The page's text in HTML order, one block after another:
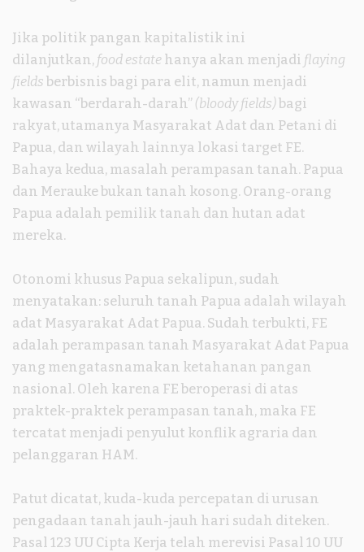
Jika politik pangan kapitalistik ini
dilanjutkan, food estate hanya akan menjadi flaying
fields berbisnis bagi para elit, namun menjadi
kawasan “berdarah-darah” (bloody fields) bagi
rakyat, utamanya Masyarakat Adat dan Petani di
Papua, dan wilayah lainnya lokasi target FE.
Bahaya kedua, masalah perampasan tanah. Papua
dan Merauke bukan tanah kosong. Orang-orang
Papua adalah pemilik tanah dan hutan adat
mereka.
Otonomi khusus Papua sekalipun, sudah
menyatakan: seluruh tanah Papua adalah wilayah
adat Masyarakat Adat Papua. Sudah terbukti, FE
adalah perampasan tanah Masyarakat Adat Papua
yang mengatasnamakan ketahanan pangan
nasional. Oleh karena FE beroperasi di atas
praktek-praktek perampasan tanah, maka FE
tercatat menjadi penyulut konflik agraria dan
pelanggaran HAM.
Patut dicatat, kuda-kuda percepatan di urusan
pengadaan tanah jauh-jauh hari sudah diteken.
Pasal 123 UU Cipta Kerja telah merevisi Pasal 10 UU